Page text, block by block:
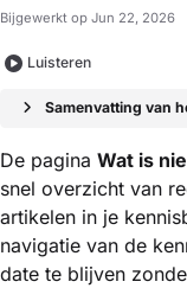
Bijgewerkt op Jun 22, 2026
Luisteren
Samenvatting van
De pagina Wat is
snel overzicht van
artikelen in je
navigatie van de
date te blijven